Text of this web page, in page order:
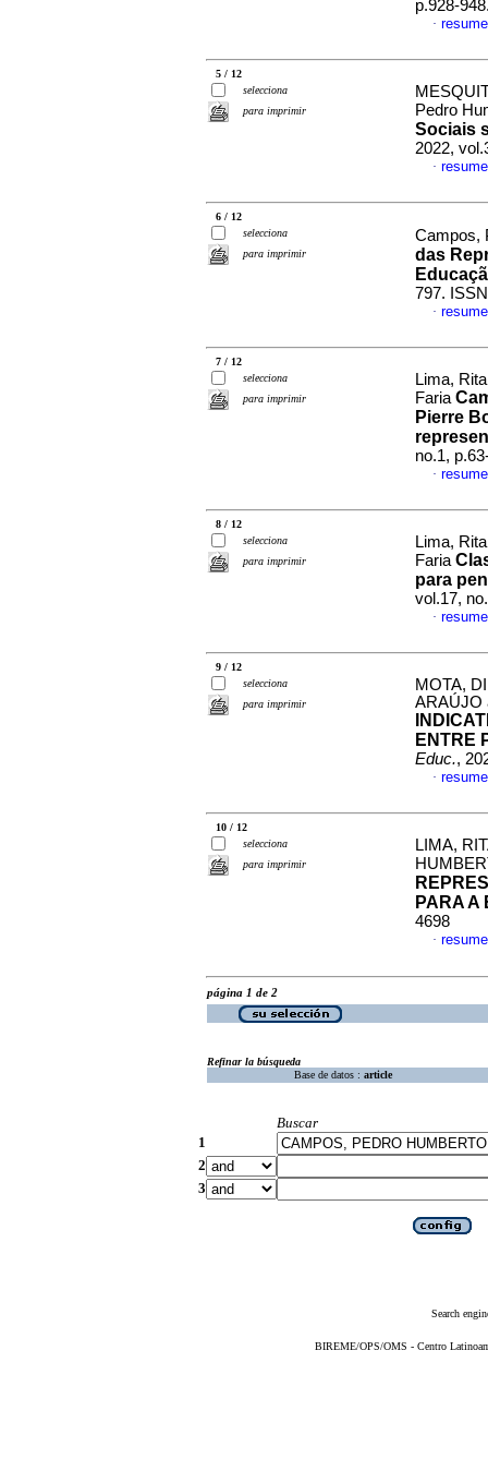
p.928-
·
5 / 12
selecciona
para imprimir
Pedro
Sociais
2022,
·
6 / 12
selecciona
para imprimir
Campos,
das
797.
·
7 / 12
selecciona
para imprimir
Lima,
Faria
Pierre
no.1,
·
8 / 12
selecciona
para imprimir
Lima,
Faria
para
vol.17,
·
9 / 12
selecciona
para imprimir
MOTA,
ARAÚJO
ENTRE
Educ.,
·
10 / 12
selecciona
para imprimir
LIMA,
PARA A
4698
·
página 1 de 2
Refinar la búsqueda
Base de datos : article
Buscar
1
2
3
Search
BIREME/OPS/OMS - Centro